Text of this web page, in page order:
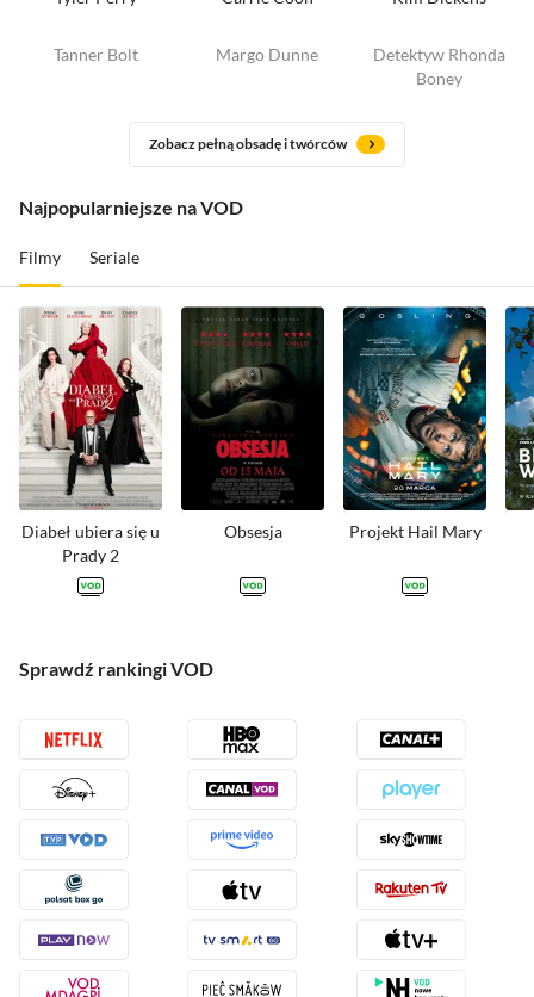
Tanner Bolt Margo Dunne
Detektyw Rhonda
Boney
Zobacz pełną obsadę i twórców
Najpopularniejsze na VOD
Filmy Seriale
Diabeł ubiera się u
Prady 2
GDZIE NA
Obsesja
GDZIE NA
Projekt Hail Mary
GDZIE NA
Sprawdź rankingi VOD